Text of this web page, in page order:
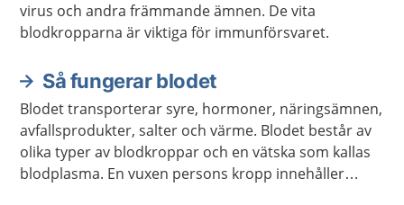
virus och andra främmande ämnen. De vita
blodkropparna är viktiga för immunförsvaret.
Så fungerar blodet
Blodet transporterar syre, hormoner, näringsämnen,
avfallsprodukter, salter och värme. Blodet består av
olika typer av blodkroppar och en vätska som kallas
blodplasma. En vuxen persons kropp innehåller